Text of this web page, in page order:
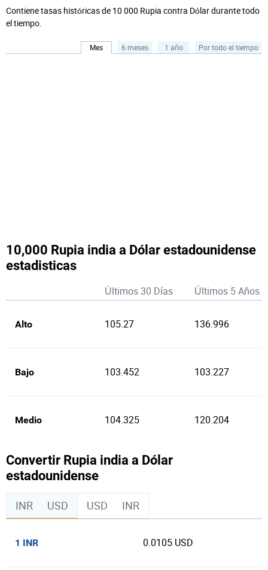
Contiene tasas históricas de 10 000 Rupia contra Dólar durante todo
el tiempo.
Mes 6 meses 1 año Por todo el tiempo
10,000 Rupia india a Dólar estadounidense
estadisticas
Últimos 30 Días Últimos 5 Años
Alto 105.27 136.996
Bajo 103.452 103.227
Medio 104.325 120.204
Convertir Rupia india a Dólar
estadounidense
INR USD USD INR
1 INR 0.0105 USD